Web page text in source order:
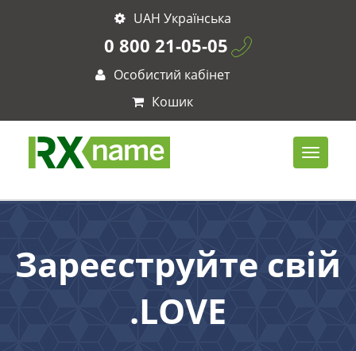
UAH Українська
0 800 21-05-05
Особистий кабінет
Кошик
Зареєструйте свій
.LOVE